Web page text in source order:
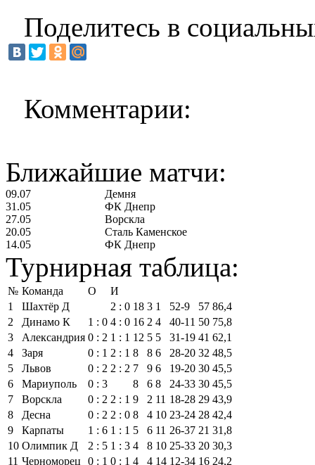
Поделитесь в
Комментарии:
Ближайшие матчи:
09.07
Демня
31.05
ФК Днепр
27.05
Ворскла
20.05
Сталь Каменское
14.05
ФК Днепр
Турнирная таблица:
№ Команда О
И
1
Шахтёр Д 2 : 0 18 3 1 52‑9 57 86,4
2
Динамо К 1 : 0 4 : 0 16 2 4 40‑11 50 75,8
3
Александрия 0 : 2 1 : 1 12 5 5 31‑19 41 62,1
4
Заря 0 : 1 2 : 1 8 8 6 28‑20 32 48,5
5
Львов 0 : 2 2 : 2 7 9 6 19‑20 30 45,5
6
Мариуполь 0 : 3 8 6 8 24‑33 30 45,5
7
Ворскла 0 : 2 2 : 1 9 2 11 18‑28 29 43,9
8
Десна 0 : 2 2 : 0 8 4 10 23‑24 28 42,4
9
Карпаты 1 : 6 1 : 1 5 6 11 26‑37 21 31,8
10 Олимпик Д 2 : 5 1 : 3 4 8 10 25‑33 20 30,3
11 Черноморец 0 : 1 0 : 1 4 4 14 12‑34 16 24,2